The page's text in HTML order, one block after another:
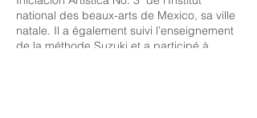
national des beaux-arts de Mexico, sa ville
natale. Il a également suivi l’enseignement
de la méthode Suzuki et a participé à